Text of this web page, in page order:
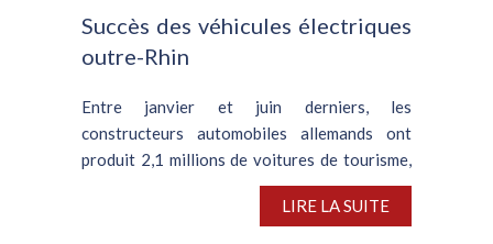
Succès des véhicules électriques
outre-Rhin
Entre janvier et juin derniers, les
constructeurs automobiles allemands ont
produit 2,1 millions de voitures de tourisme,
soit une contraction de 3 % en glissement
annuel, d’après VDA, l’association nationale
LIRE LA SUITE